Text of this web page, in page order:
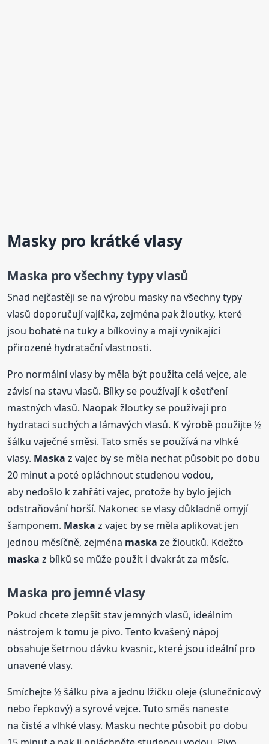
Masky pro krátké vlasy
Maska pro všechny typy vlasů
Snad nejčastěji se na výrobu masky na všechny typy
vlasů doporučují vajíčka, zejména pak žloutky, které
jsou bohaté na tuky a bílkoviny a mají vynikající
přirozené hydratační vlastnosti.
Pro normální vlasy by měla být použita celá vejce, ale
závisí na stavu vlasů. Bílky se používají k ošetření
mastných vlasů. Naopak žloutky se používají pro
hydrataci suchých a lámavých vlasů. K výrobě použijte ½
šálku vaječné směsi. Tato směs se používá na vlhké
vlasy. Maska z vajec by se měla nechat působit po dobu
20 minut a poté opláchnout studenou vodou,
aby nedošlo k zahřátí vajec, protože by bylo jejich
odstraňování horší. Nakonec se vlasy důkladně omyjí
šamponem. Maska z vajec by se měla aplikovat jen
jednou měsíčně, zejména maska ze žloutků. Kdežto
maska z bílků se může použít i dvakrát za měsíc.
Maska pro jemné vlasy
Pokud chcete zlepšit stav jemných vlasů, ideálním
nástrojem k tomu je pivo. Tento kvašený nápoj
obsahuje šetrnou dávku kvasnic, které jsou ideální pro
unavené vlasy.
Smíchejte ½ šálku piva a jednu lžičku oleje (slunečnicový
nebo řepkový) a syrové vejce. Tuto směs naneste
na čisté a vlhké vlasy. Masku nechte působit po dobu